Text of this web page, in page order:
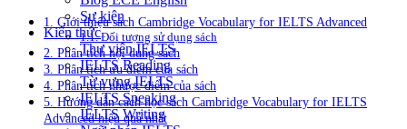
Sự kiện
Kiến thức
Thư viện IELTS
IELTS Reading
Từ vựng IELTS
IELTS Speaking
IELTS Writing
1. Giới thiệu sách Cambridge Vocabulary for IELTS Advanced
1.1. Đối tượng sử dụng sách
2. Phân tích nội dung sách
3. Phân tích ưu điểm của sách
4. Phân tích nhược điểm của sách
5. Hướng dẫn cách học sách Cambridge Vocabulary for IELTS
Advanced hiệu quả nhất